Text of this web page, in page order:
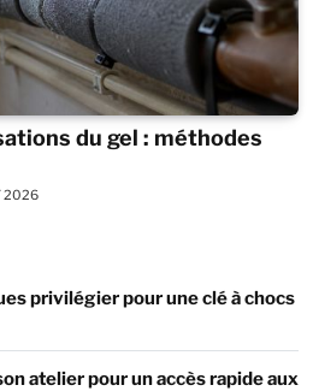
du gel : méthodes
2026
privilégier pour une clé à chocs
atelier pour un accès rapide aux